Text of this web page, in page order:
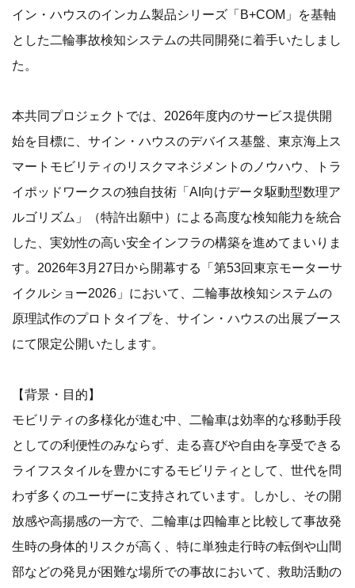
イン・ハウスのインカム製品シリーズ「B+COM」を基軸
とした二輪事故検知システムの共同開発に着手いたしまし
た。
本共同プロジェクトでは、2026年度内のサービス提供開
始を目標に、サイン・ハウスのデバイス基盤、東京海上ス
マートモビリティのリスクマネジメントのノウハウ、トラ
イポッドワークスの独自技術「AI向けデータ駆動型数理ア
ルゴリズム」（特許出願中）による高度な検知能力を統合
した、実効性の高い安全インフラの構築を進めてまいりま
す。2026年3月27日から開幕する「第53回東京モーターサ
イクルショー2026」において、二輪事故検知システムの
原理試作のプロトタイプを、サイン・ハウスの出展ブース
にて限定公開いたします。
【背景・目的】
モビリティの多様化が進む中、二輪車は効率的な移動手段
としての利便性のみならず、走る喜びや自由を享受できる
ライフスタイルを豊かにするモビリティとして、世代を問
わず多くのユーザーに支持されています。しかし、その開
放感や高揚感の一方で、二輪車は四輪車と比較して事故発
生時の身体的リスクが高く、特に単独走行時の転倒や山間
部などの発見が困難な場所での事故において、救助活動の